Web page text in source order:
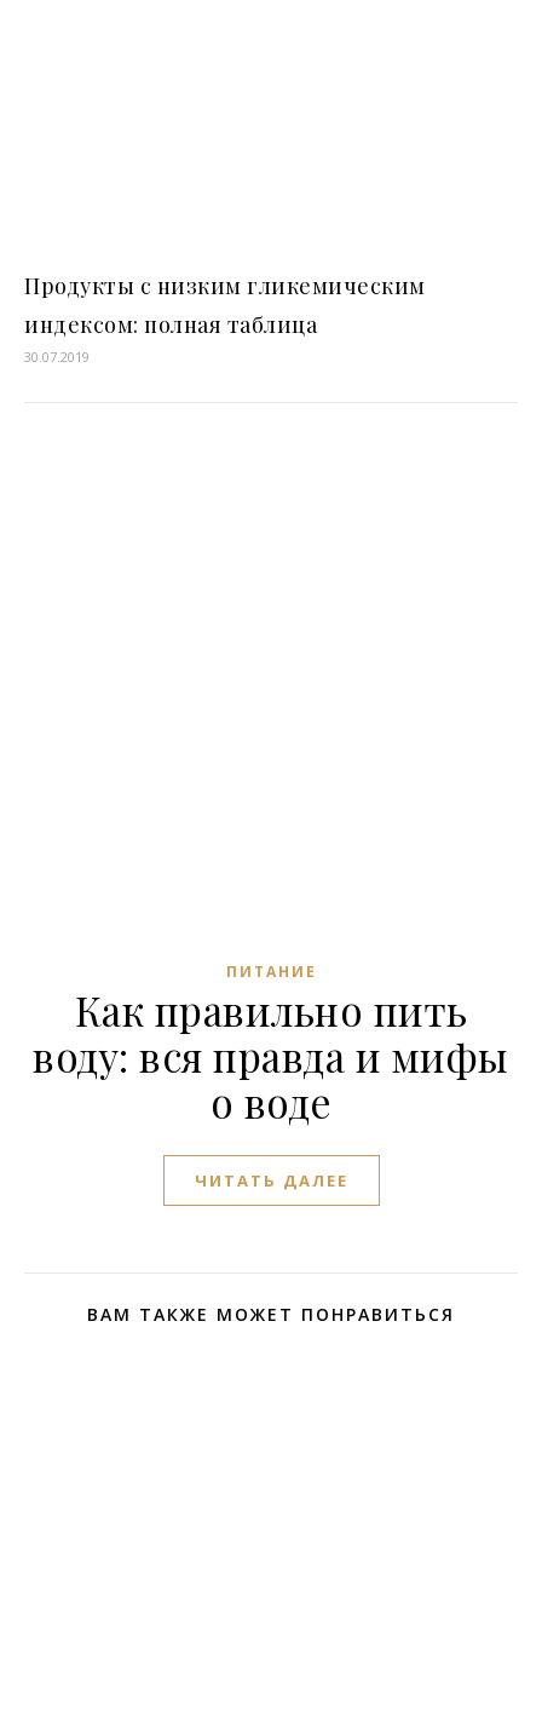
Продукты с низким гликемическим
индексом: полная таблица
30.07.2019
ПИТАНИЕ
Как правильно пить
воду: вся правда и мифы
о воде
ЧИТАТЬ ДАЛЕЕ
ВАМ ТАКЖЕ МОЖЕТ ПОНРАВИТЬСЯ